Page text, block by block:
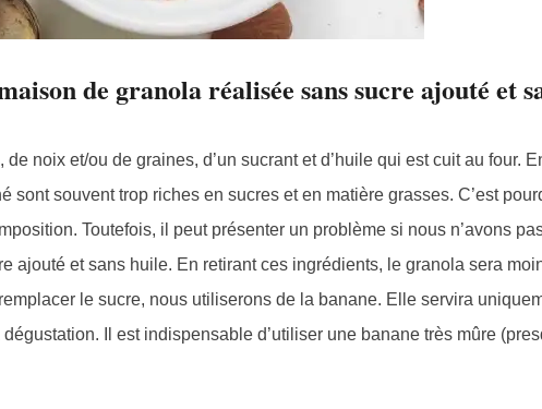
de granola réalisée sans sucre ajouté et
noix et/ou de graines, d’un sucrant et d’huile qui est cuit au four.
sont souvent trop riches en sucres et en matière grasses. C’est
Toutefois, il peut présenter un problème si nous n’avons
ajouté et sans huile. En retirant ces ingrédients, le granola sera
le sucre, nous utiliserons de la banane. Elle servira
Il est indispensable d’utiliser une banane très mûre